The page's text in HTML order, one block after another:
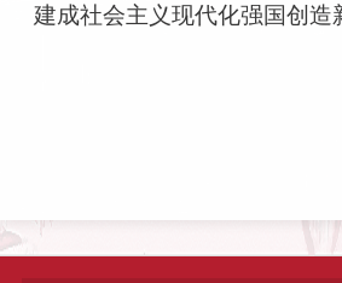
建成社会主义现代化强国创造